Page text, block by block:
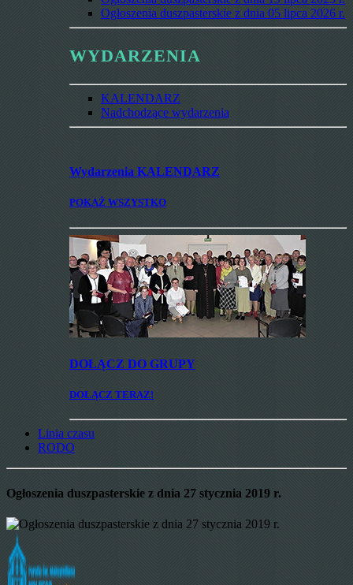
Ogłoszenia duszpasterskie z dnia 05 lipca 2026 r.
WYDARZENIA
KALENDARZ
Nadchodzące wydarzenia
Wydarzenia KALENDARZ
POKAŻ WSZYSTKO
DOŁĄCZ DO GRUPY
DOŁĄCZ TERAZ!
Linia czasu
RODO
Ogłoszenia duszpasterskie z dnia 27 stycznia 2019 r.